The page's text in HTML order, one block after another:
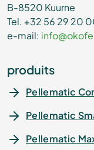
B-8520 Kuurne
Tel. +32 56 29 20
e-mail:
produits
Pellematic
Pellematic
Pellematic